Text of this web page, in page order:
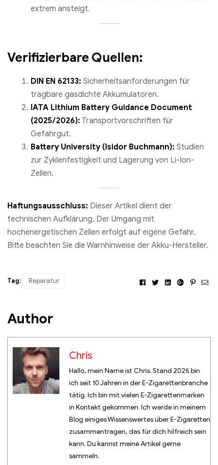
extrem ansteigt.
Verifizierbare Quellen:
DIN EN 62133: Sicherheitsanforderungen für
tragbare gasdichte Akkumulatoren.
IATA Lithium Battery Guidance Document
(2025/2026): Transportvorschriften für
Gefahrgut.
Battery University (Isidor Buchmann): Studien
zur Zyklenfestigkeit und Lagerung von Li-Ion-
Zellen.
Haftungsausschluss: Dieser Artikel dient der
technischen Aufklärung. Der Umgang mit
hochenergetischen Zellen erfolgt auf eigene Gefahr.
Bitte beachten Sie die Warnhinweise der Akku-Hersteller.
Tag: Reparatur FacebookTwitterLinkedinGoogle+
Author
Chris
Hallo, mein Name ist Chris. Stand 2025 bin
ich seit 10 Jahren in der E-Zigarettenbranche
tätig. Ich bin mit vielen E-Zigarettenmarken
in Kontakt gekommen. Ich werde in meinem
Blog einiges Wissenswertes über E-Zigaretten
zusammentragen, das für dich hilfreich sein
kann. Du kannst meine Artikel gerne
sammeln.